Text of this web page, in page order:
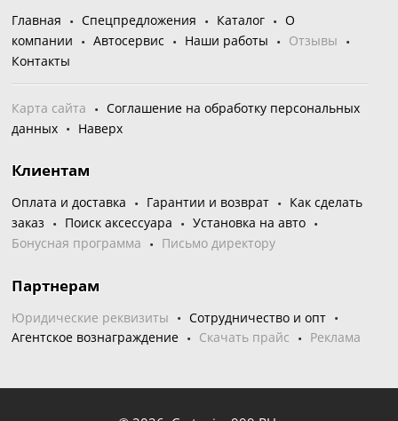
Главная Спецпредложения Каталог
О
компании
Автосервис Наши работы
Отзывы
Контакты
Карта сайта
Соглашение на обработку персональных
данных
Наверх
Клиентам
Оплата и доставка Гарантии и возврат
Как сделать
заказ
Поиск аксессуара
Установка на авто
Бонусная программа
Письмо директору
Партнерам
Юридические реквизиты
Сотрудничество и опт
Агентское вознаграждение
Скачать прайс Реклама